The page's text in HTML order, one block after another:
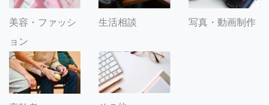
美容・ファッシ
ョン
生活相談 写真・動画制作